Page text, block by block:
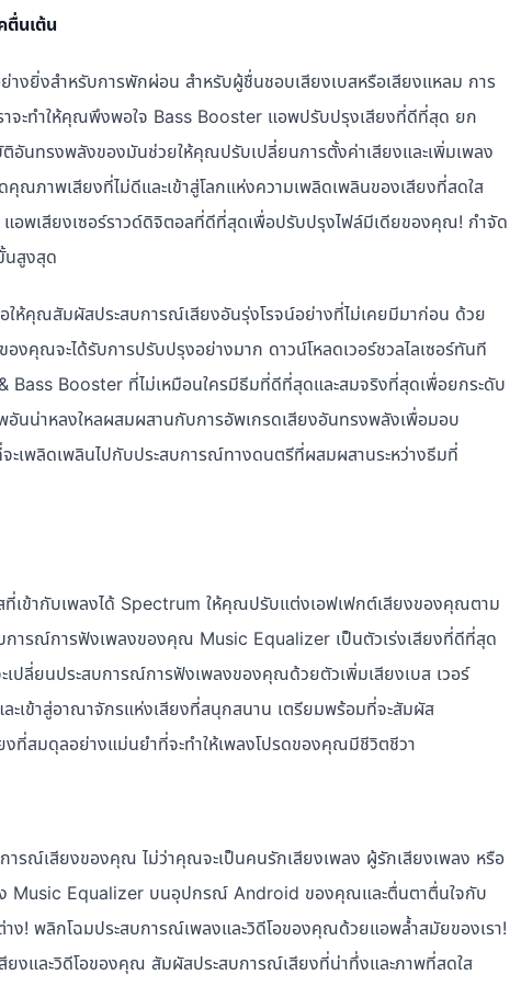
ตื่นเต้น
ย่างยิ่งสำหรับการพักผ่อน สำหรับผู้ชื่นชอบเสียงเบสหรือเสียงแหลม การ
จะทำให้คุณพึงพอใจ Bass Booster แอพปรับปรุงเสียงที่ดีที่สุด ยก
นทรงพลังของมันช่วยให้คุณปรับเปลี่ยนการตั้งค่าเสียงและเพิ่มเพลง
ภาพเสียงที่ไม่ดีและเข้าสู่โลกแห่งความเพลิดเพลินของเสียงที่สดใส
พเสียงเซอร์ราวด์ดิจิตอลที่ดีที่สุดเพื่อปรับปรุงไฟล์มีเดียของคุณ! กำจัด
นสูงสุด
ให้คุณสัมผัสประสบการณ์เสียงอันรุ่งโรจน์อย่างที่ไม่เคยมีมาก่อน ด้วย
องคุณจะได้รับการปรับปรุงอย่างมาก ดาวน์โหลดเวอร์ชวลไลเซอร์ทันที
Booster ที่ไม่เหมือนใครมีธีมที่ดีที่สุดและสมจริงที่สุดเพื่อยกระดับ
น่าหลงใหลผสมผสานกับการอัพเกรดเสียงอันทรงพลังเพื่อมอบ
เพลิดเพลินไปกับประสบการณ์ทางดนตรีที่ผสมผสานระหว่างธีมที่
เข้ากับเพลงได้ Spectrum ให้คุณปรับแต่งเอฟเฟกต์เสียงของคุณตาม
การณ์การฟังเพลงของคุณ Music Equalizer เป็นตัวเร่งเสียงที่ดีที่สุด
ปลี่ยนประสบการณ์การฟังเพลงของคุณด้วยตัวเพิ่มเสียงเบส เวอร์
ะเข้าสู่อาณาจักรแห่งเสียงที่สนุกสนาน เตรียมพร้อมที่จะสัมผัส
ที่สมดุลอย่างแม่นยำที่จะทำให้เพลงโปรดของคุณมีชีวิตชีวา
รณ์เสียงของคุณ ไม่ว่าคุณจะเป็นคนรักเสียงเพลง ผู้รักเสียงเพลง หรือ
Music Equalizer บนอุปกรณ์ Android ของคุณและตื่นตาตื่นใจกับ
! พลิกโฉมประสบการณ์เพลงและวิดีโอของคุณด้วยแอพล้ำสมัยของเรา!
ยงและวิดีโอของคุณ สัมผัสประสบการณ์เสียงที่น่าทึ่งและภาพที่สดใส